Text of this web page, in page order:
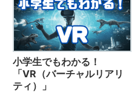
小学生でもわかる！
「VR（バーチャルリアリ
ティ）」